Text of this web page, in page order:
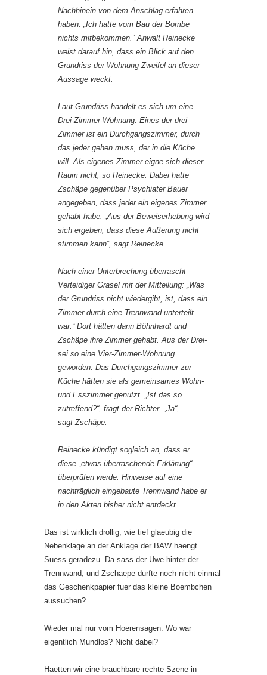
Nachhinein von dem Anschlag erfahren
haben: „Ich hatte vom Bau der Bombe
nichts mitbekommen.“ Anwalt Reinecke
weist darauf hin, dass ein Blick auf den
Grundriss der Wohnung Zweifel an dieser
Aussage weckt.
Laut Grundriss handelt es sich um eine
Drei-Zimmer-Wohnung. Eines der drei
Zimmer ist ein Durchgangszimmer, durch
das jeder gehen muss, der in die Küche
will. Als eigenes Zimmer eigne sich dieser
Raum nicht, so Reinecke. Dabei hatte
Zschäpe gegenüber Psychiater Bauer
angegeben, dass jeder ein eigenes Zimmer
gehabt habe. „Aus der Beweiserhebung wird
sich ergeben, dass diese Äußerung nicht
stimmen kann“, sagt Reinecke.
Nach einer Unterbrechung überrascht
Verteidiger Grasel mit der Mitteilung: „Was
der Grundriss nicht wiedergibt, ist, dass ein
Zimmer durch eine Trennwand unterteilt
war.“ Dort hätten dann Böhnhardt und
Zschäpe ihre Zimmer gehabt. Aus der Drei-
sei so eine Vier-Zimmer-Wohnung
geworden. Das Durchgangszimmer zur
Küche hätten sie als gemeinsames Wohn-
und Esszimmer genutzt. „Ist das so
zutreffend?“, fragt der Richter. „Ja“,
sagt Zschäpe.
Reinecke kündigt sogleich an, dass er
diese „etwas überraschende Erklärung“
überprüfen werde. Hinweise auf eine
nachträglich eingebaute Trennwand habe er
in den Akten bisher nicht entdeckt.
Das ist wirklich drollig, wie tief glaeubig die
Nebenklage an der Anklage der BAW haengt.
Suess geradezu. Da sass der Uwe hinter der
Trennwand, und Zschaepe durfte noch nicht einmal
das Geschenkpapier fuer das kleine Boembchen
aussuchen?
Wieder mal nur vom Hoerensagen. Wo war
eigentlich Mundlos? Nicht dabei?
Haetten wir eine brauchbare rechte Szene in